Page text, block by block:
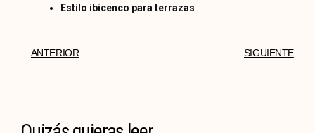
Estilo ibicenco para terrazas
ANTERIOR SIGUIENTE